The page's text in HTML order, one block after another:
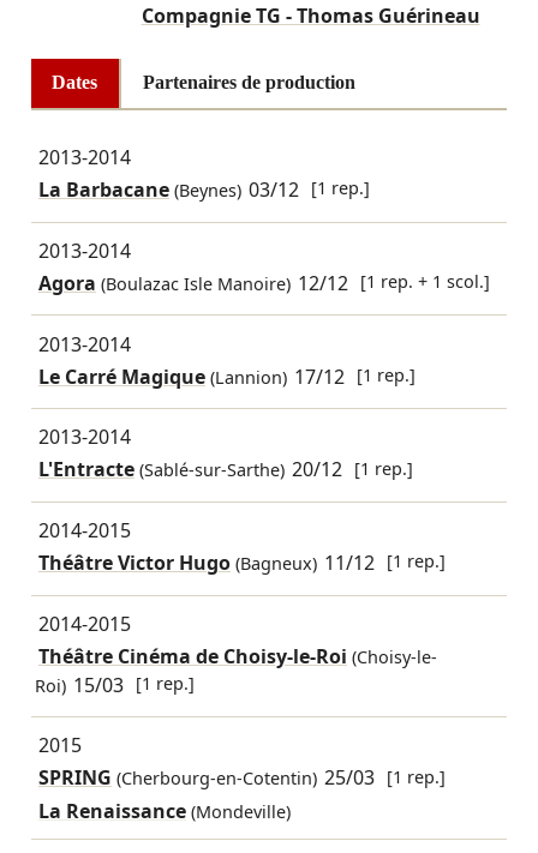
Compagnie TG - Thomas Guérineau
Dates Partenaires de production
2013-2014
La Barbacane(Beynes) 03/12 [1 rep.]
2013-2014
Agora (Boulazac Isle Manoire) 12/12 [1 rep. + 1 scol.]
2013-2014
Le Carré Magique(Lannion) 17/12 [1 rep.]
2013-2014
L'Entracte(Sablé-sur-Sarthe) 20/12 [1 rep.]
2014-2015
Théâtre Victor Hugo(Bagneux) 11/12 [1 rep.]
2014-2015
Théâtre Cinéma de Choisy-le-Roi (Choisy-le-
Roi) 15/03 [1 rep.]
2015
SPRING (Cherbourg-en-Cotentin) 25/03 [1 rep.]
La Renaissance (Mondeville)